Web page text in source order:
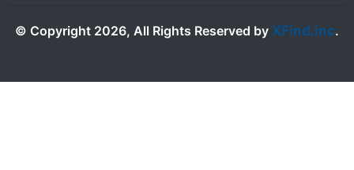
© Copyright 2026, All Rights Reserved by XFind.inc.